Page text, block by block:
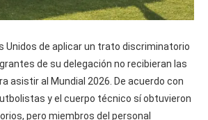
Unidos de aplicar un trato discriminatorio
de su delegación no recibieran las
asistir al Mundial 2026. De acuerdo con
y el cuerpo técnico sí obtuvieron
pero miembros del personal